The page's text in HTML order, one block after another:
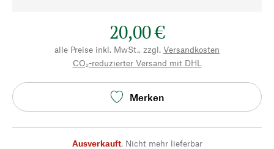
20,00 €
alle Preise inkl. MwSt., zzgl. Versandkosten
CO₂-reduzierter Versand mit DHL
Merken
Ausverkauft, Nicht mehr lieferbar